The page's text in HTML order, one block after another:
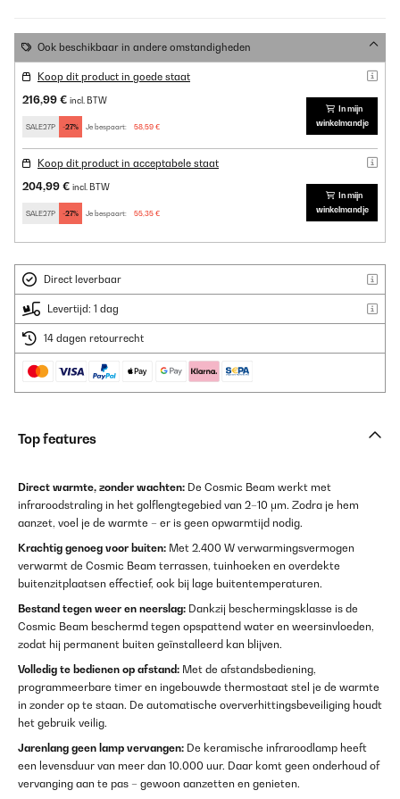
Ook beschikbaar in andere omstandigheden
Koop dit product in goede staat
216,99 € incl. BTW
SALE27P -27% Je bespaart: 58,59 €
In mijn
winkelmandje
Koop dit product in acceptabele staat
204,99 € incl. BTW
SALE27P -27% Je bespaart: 55,35 €
In mijn
winkelmandje
Direct leverbaar
Levertijd: 1 dag
14 dagen retourrecht
Top features
Direct warmte, zonder wachten: De Cosmic Beam werkt met
infraroodstraling in het golflengtegebied van 2–10 μm. Zodra je hem
aanzet, voel je de warmte – er is geen opwarmtijd nodig.
Krachtig genoeg voor buiten: Met 2.400 W verwarmingsvermogen
verwarmt de Cosmic Beam terrassen, tuinhoeken en overdekte
buitenzitplaatsen effectief, ook bij lage buitentemperaturen.
Bestand tegen weer en neerslag: Dankzij beschermingsklasse is de
Cosmic Beam beschermd tegen opspattend water en weersinvloeden,
zodat hij permanent buiten geïnstalleerd kan blijven.
Volledig te bedienen op afstand: Met de afstandsbediening,
programmeerbare timer en ingebouwde thermostaat stel je de warmte
in zonder op te staan. De automatische oververhittingsbeveiliging houdt
het gebruik veilig.
Jarenlang geen lamp vervangen: De keramische infraroodlamp heeft
een levensduur van meer dan 10.000 uur. Daar komt geen onderhoud of
vervanging aan te pas – gewoon aanzetten en genieten.